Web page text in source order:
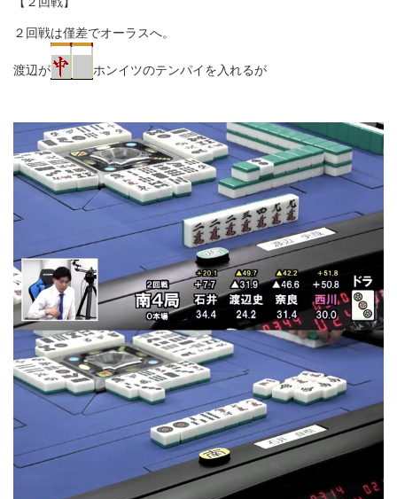
２回戦は僅差でオーラスへ。
渡辺が ホンイツのテンパイを入れるが